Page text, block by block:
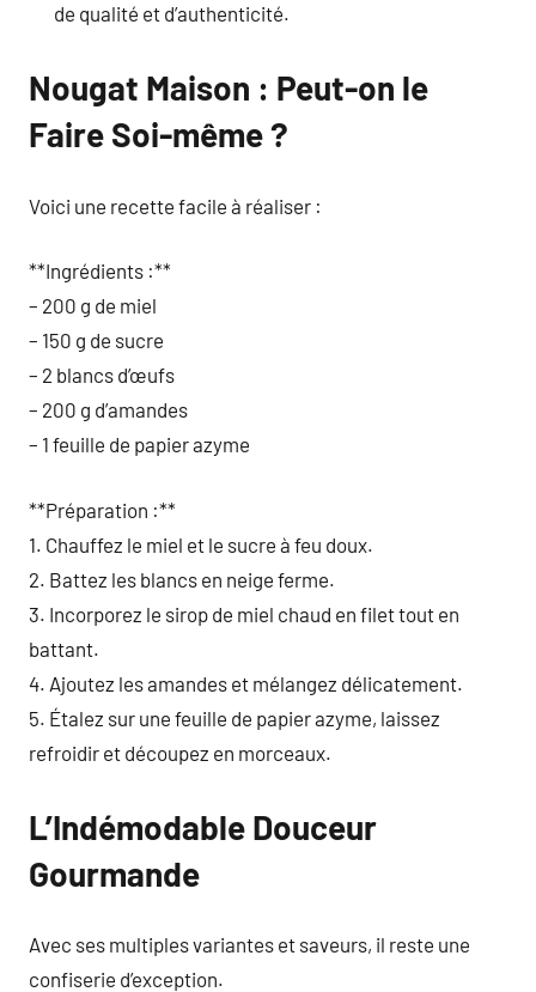
de qualité et d’authenticité.
Nougat Maison : Peut-on le
Faire Soi-même ?
Voici une recette facile à réaliser :
**Ingrédients :**
– 200 g de miel
– 150 g de sucre
– 2 blancs d’œufs
– 200 g d’amandes
– 1 feuille de papier azyme
**Préparation :**
1. Chauffez le miel et le sucre à feu doux.
2. Battez les blancs en neige ferme.
3. Incorporez le sirop de miel chaud en filet tout en
battant.
4. Ajoutez les amandes et mélangez délicatement.
5. Étalez sur une feuille de papier azyme, laissez
refroidir et découpez en morceaux.
L’Indémodable Douceur
Gourmande
Avec ses multiples variantes et saveurs, il reste une
confiserie d’exception.